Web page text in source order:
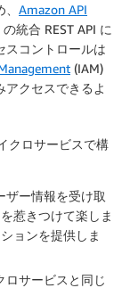
Amazon API
統合 REST API に
スコントロールは
(IAM)
クセスできるよ
クロサービスで構
ザー情報を受け取
惹きつけて楽しま
ョンを提供しま
ロサービスと同じ